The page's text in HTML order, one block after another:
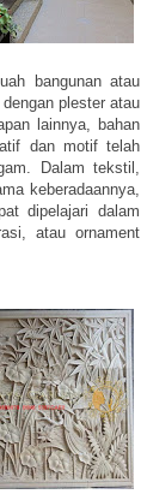
bangunan atau
plester atau
lainnya, bahan
dan motif telah
Dalam tekstil,
keberadaannya,
dipelajari dalam
atau ornament